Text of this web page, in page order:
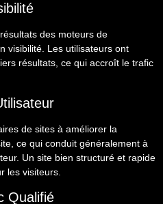
des moteurs de
visibilité. Les utilisateurs ont
résultats, ce qui accroît le trafic
de sites à améliorer la
ce qui conduit généralement à
Un site bien structuré et rapide
les visiteurs.
Qualifié